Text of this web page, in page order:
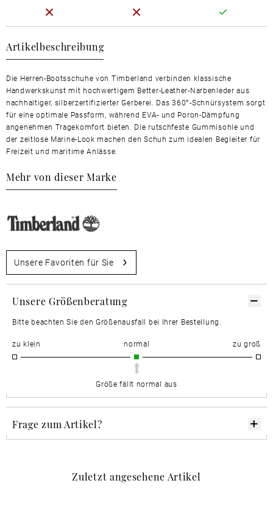
Artikelbeschreibung
Die Herren-Bootsschuhe von Timberland verbinden klassische
Handwerkskunst mit hochwertigem Better-Leather-Narbenleder aus
nachhaltiger, silberzertifizierter Gerberei. Das 360°-Schnürsystem sorgt
für eine optimale Passform, während EVA- und Poron-Dämpfung
angenehmen Tragekomfort bieten. Die rutschfeste Gummisohle und
der zeitlose Marine-Look machen den Schuh zum idealen Begleiter für
Freizeit und maritime Anlässe.
Mehr von dieser Marke
Unsere Favoriten für Sie
Unsere Größenberatung
Bitte beachten Sie den Größenausfall bei Ihrer Bestellung.
zu klein normal zu groß
Größe fällt normal aus
Frage zum Artikel?
Zuletzt angesehene Artikel